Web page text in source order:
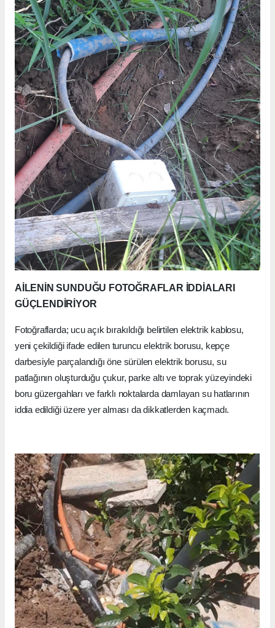
AİLENİN SUNDUĞU FOTOĞRAFLAR İDDİALARI
GÜÇLENDİRİYOR
Fotoğraflarda; ucu açık bırakıldığı belirtilen elektrik kablosu,
yeni çekildiği ifade edilen turuncu elektrik borusu, kepçe
darbesiyle parçalandığı öne sürülen elektrik borusu, su
patlağının oluşturduğu çukur, parke altı ve toprak yüzeyindeki
boru güzergahları ve farklı noktalarda damlayan su hatlarının
iddia edildiği üzere yer alması da dikkatlerden kaçmadı.